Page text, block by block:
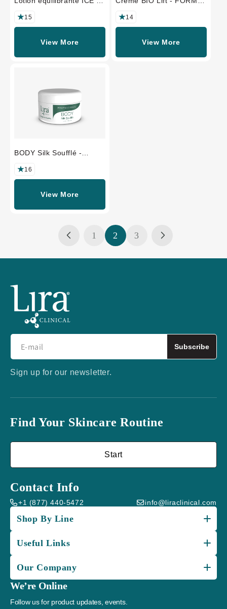
PROFESSIONNEL
15
View More
14
View More
BODY Silk Soufflé -
PROFESSIONNEL
16
View More
1 2 3
Subscribe
Sign up for our newsletter.
Find Your Skincare Routine
Start
Contact Info
+1 (877) 440-5472 info@liraclinical.com
Shop By Line
Useful Links
Our Company
We’re Online
Follow us for product updates, events.